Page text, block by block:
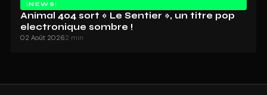
NEWS
Animal 404 sort « Le Sentier », un titre pop
electronique sombre !
02 Août 20262 min